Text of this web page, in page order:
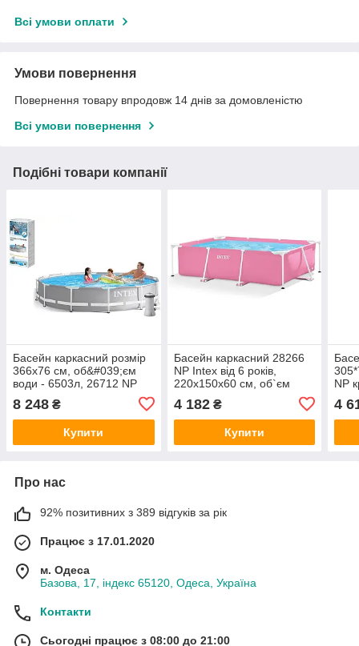
Всі умови оплати
Умови повернення
Повернення товару впродовж 14 днів за домовленістю
Всі умови повернення
Подібні товари компанії
Басейн каркасний розмір
366x76 см, об&#039;єм
води - 6503л, 26712 NP
8 248 ₴
Купити
Басейн каркасний 28266
NP Intex від 6 років,
220х150х60 см, об`єм
4 182₴
Купити
NP
4
Про нас
92% позитивних з 389 відгуків за рік
Працює з 17.01.2020
м. Одеса
Базова, 17, індекс 65120, Одеса, Україна
Контакти
Сьогодні працює з 08:00 до 21:00